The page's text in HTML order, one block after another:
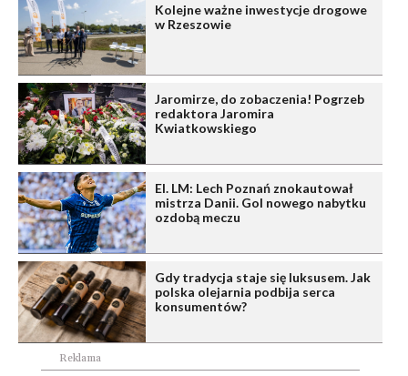
Kolejne ważne inwestycje drogowe
w Rzeszowie
Jaromirze, do zobaczenia! Pogrzeb
redaktora Jaromira
Kwiatkowskiego
El. LM: Lech Poznań znokautował
mistrza Danii. Gol nowego nabytku
ozdobą meczu
Gdy tradycja staje się luksusem. Jak
polska olejarnia podbija serca
konsumentów?
Reklama